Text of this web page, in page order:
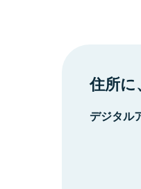
住所に
デジタル